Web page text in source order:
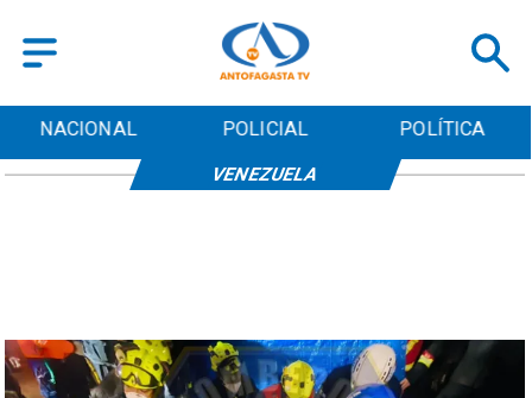
NACIONAL POLICIAL POLÍTICA
VENEZUELA